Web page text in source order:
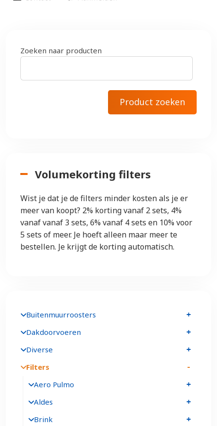
Zoeken naar producten
Volumekorting filters
Wist je dat je de filters minder kosten als je er
meer van koopt? 2% korting vanaf 2 sets, 4%
vanaf vanaf 3 sets, 6% vanaf 4 sets en 10% voor
5 sets of meer. Je hoeft alleen maar meer te
bestellen. Je krijgt de korting automatisch.
Buitenmuurroosters
Dakdoorvoeren
Diverse
Filters
Aero Pulmo
Aldes
Brink